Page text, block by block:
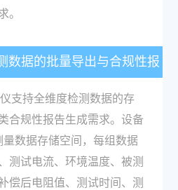
。
数据的批量导出与合规性报
支持全维度检测数据的存
合规性报告生成需求。设备
量数据存储空间，每组数据
测试电流、环境温度、被测
偿后电阻值、测试时间、测